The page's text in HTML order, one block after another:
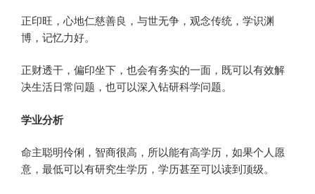
正印旺，心地仁慈善良，与世无争，观念传统，学识渊
博，记忆力好。
正财透干，偏印坐下，也会有务实的一面，既可以有效解
决生活日常问题，也可以深入钻研科学问题。
学业分析
命主聪明伶俐，智商很高，所以能有高学历，如果个人愿
意，最低可以有研究生学历，学历甚至可以读到顶级。